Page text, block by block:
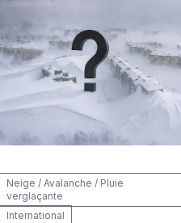
Neige / Avalanche / Pluie
verglaçante
International